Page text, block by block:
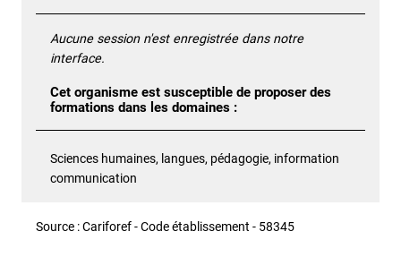
Aucune session n'est enregistrée dans notre
interface.
Cet organisme est susceptible de proposer des
formations dans les domaines :
Sciences humaines, langues, pédagogie, information
communication
Source : Cariforef - Code établissement - 58345